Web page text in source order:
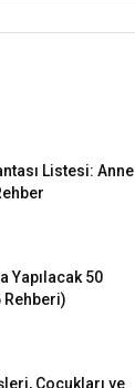
Listesi: Anne
Yapılacak 50
Rehberi)
Çocukları ve